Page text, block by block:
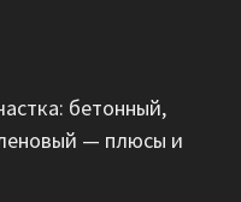
бетонный,
— плюсы и